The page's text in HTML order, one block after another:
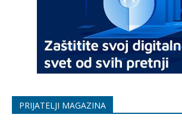
PRIJATELJI MAGAZINA